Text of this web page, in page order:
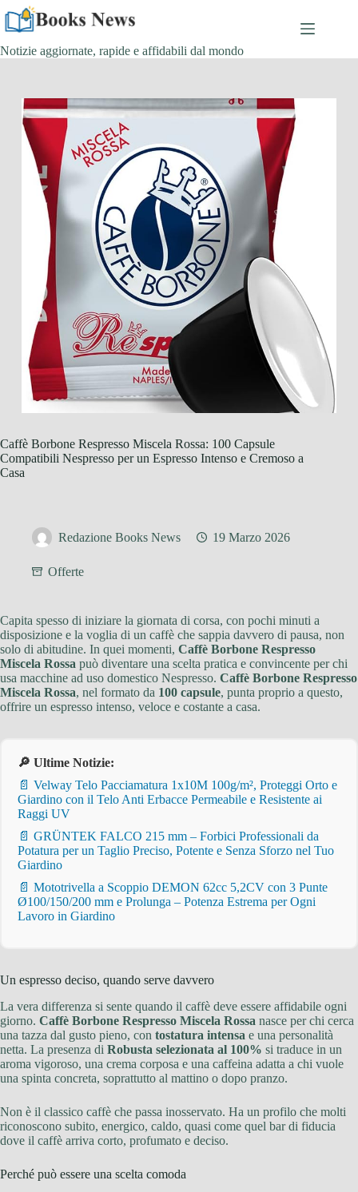
contenuto
Notizie aggiornate, rapide e affidabili dal mondo
Caffè Borbone Respresso Miscela Rossa: 100 Capsule
Compatibili Nespresso per un Espresso Intenso e Cremoso a
Casa
Redazione Books News 19 Marzo 2026
Offerte
Capita spesso di iniziare la giornata di corsa, con pochi minuti a
disposizione e la voglia di un caffè che sappia davvero di pausa, non
solo di abitudine. In quei momenti, Caffè Borbone Respresso
Miscela Rossa può diventare una scelta pratica e convincente per chi
usa macchine ad uso domestico Nespresso. Caffè Borbone Respresso
Miscela Rossa, nel formato da 100 capsule, punta proprio a questo,
offrire un espresso intenso, veloce e costante a casa.
🔎 Ultime Notizie:
📄 Velway Telo Pacciamatura 1x10M 100g/m², Proteggi Orto e
Giardino con il Telo Anti Erbacce Permeabile e Resistente ai
Raggi UV
📄 GRÜNTEK FALCO 215 mm – Forbici Professionali da
Potatura per un Taglio Preciso, Potente e Senza Sforzo nel Tuo
Giardino
📄 Mototrivella a Scoppio DEMON 62cc 5,2CV con 3 Punte
Ø100/150/200 mm e Prolunga – Potenza Estrema per Ogni
Lavoro in Giardino
Un espresso deciso, quando serve davvero
La vera differenza si sente quando il caffè deve essere affidabile ogni
giorno. Caffè Borbone Respresso Miscela Rossa nasce per chi cerca
una tazza dal gusto pieno, con tostatura intensa e una personalità
netta. La presenza di Robusta selezionata al 100% si traduce in un
aroma vigoroso, una crema corposa e una caffeina adatta a chi vuole
una spinta concreta, soprattutto al mattino o dopo pranzo.
Non è il classico caffè che passa inosservato. Ha un profilo che molti
riconoscono subito, energico, caldo, quasi come quel bar di fiducia
dove il caffè arriva corto, profumato e deciso.
Perché può essere una scelta comoda